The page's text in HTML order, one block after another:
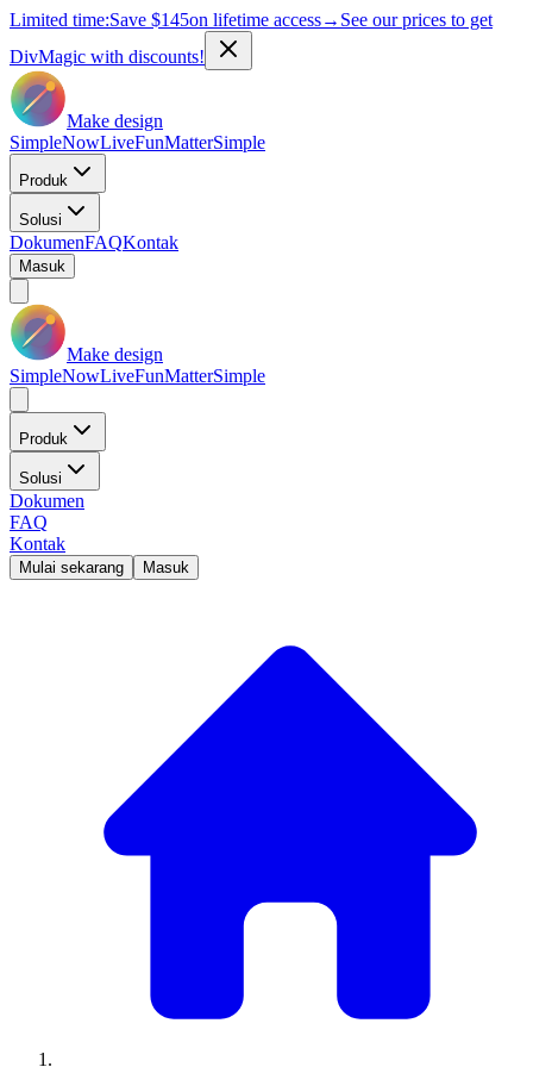
Limited time:Save $145on lifetime access→ See our prices to get
DivMagic with discounts!
Make design
SimpleNowLiveFunMatterSimple
Produk
Solusi
DokumenFAQKontak
Masuk
Make design
SimpleNowLiveFunMatterSimple
Produk
Solusi
Dokumen
FAQ
Kontak
Mulai sekarang Masuk